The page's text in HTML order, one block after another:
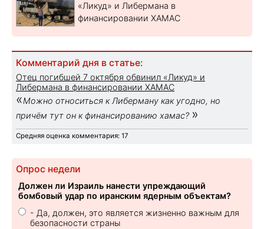
«Ликуд» и Либермана в
финансировании ХАМАС
Комментарий дня в статье:
Отец погибшей 7 октября обвинил «Ликуд» и
Либермана в финансировании ХАМАС
«Можно относиться к Либерману как угодно, но
причём тут он к финансированию хамас? »
Средняя оценка комментария: 17
Опрос недели
Должен ли Израиль нанести упреждающий
бомбовый удар по иранским ядерным объектам?
- Да, должен, это является жизненно важным для
безопасности страны